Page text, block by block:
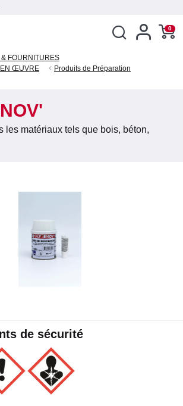
0
& FOURNITURES
EN ŒUVRE
Produits de Préparation
les matériaux tels que bois, béton,
de sécurité